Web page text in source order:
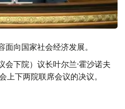
向国家社会经济发展。
会下院）议长叶尔兰·霍沙诺夫
上下两院联席会议的决议。